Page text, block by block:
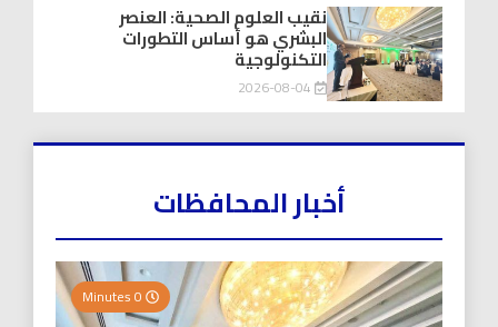
نقيب العلوم الصحية: العنصر
البشري هو أساس التطورات
التكنولوجية
2026-08-04
أخبار المحافظات